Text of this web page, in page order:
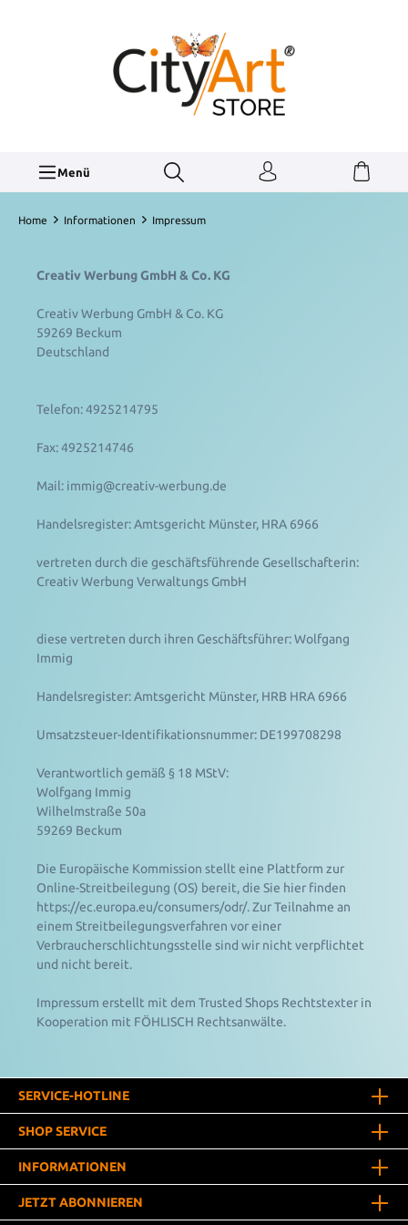
Menü
Home Informationen Impressum
Creativ Werbung GmbH & Co. KG
Creativ Werbung GmbH & Co. KG
59269 Beckum
Deutschland
Telefon: 4925214795
Fax: 4925214746
Mail: immig@creativ-werbung.de
Handelsregister: Amtsgericht Münster, HRA 6966
vertreten durch die geschäftsführende Gesellschafterin:
Creativ Werbung Verwaltungs GmbH
diese vertreten durch ihren Geschäftsführer: Wolfgang
Immig
Handelsregister: Amtsgericht Münster, HRB HRA 6966
Umsatzsteuer-Identifikationsnummer: DE199708298
Verantwortlich gemäß § 18 MStV:
Wolfgang Immig
Wilhelmstraße 50a
59269 Beckum
Die Europäische Kommission stellt eine Plattform zur
Online-Streitbeilegung (OS) bereit, die Sie hier finden
https://ec.europa.eu/consumers/odr/. Zur Teilnahme an
einem Streitbeilegungsverfahren vor einer
Verbraucherschlichtungsstelle sind wir nicht verpflichtet
und nicht bereit.
Impressum erstellt mit dem Trusted Shops Rechtstexter in
Kooperation mit FÖHLISCH Rechtsanwälte.
SERVICE-HOTLINE
SHOP SERVICE
INFORMATIONEN
JETZT ABONNIEREN